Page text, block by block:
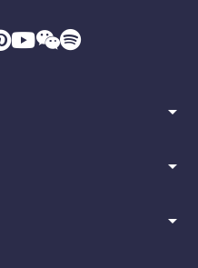
arrow_drop_down
arrow_drop_down
arrow_drop_down